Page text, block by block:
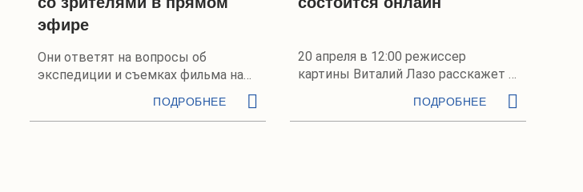
эфире
Они ответят на вопросы об
экспедиции и съемках фильма на
ПОДРОБНЕЕ
20 апреля в 12:00 режиссер
картины Виталий Лазо расскажет о
ПОДРОБНЕЕ